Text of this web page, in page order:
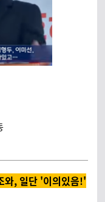
와, 일단 '이의있음!'